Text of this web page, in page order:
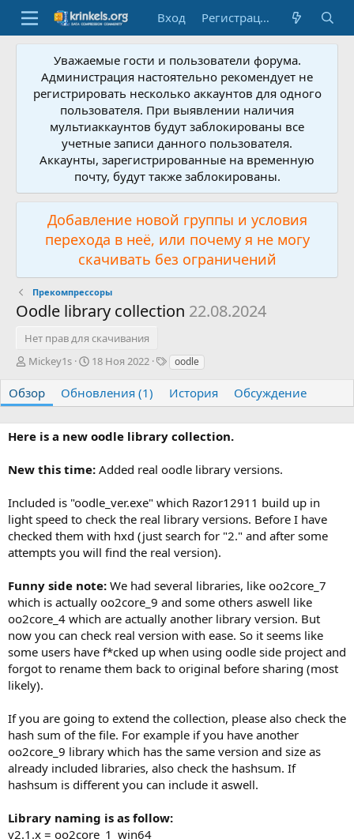
Вход Регистрация
Уважаемые гости и пользователи форума.
Администрация настоятельно рекомендует не
регистрировать несколько аккаунтов для одного
пользователя. При выявлении наличия
мультиаккаунтов будут заблокированы все
учетные записи данного пользователя.
Аккаунты, зарегистрированные на временную
почту, будут также заблокированы.
Добавление новой группы и условия
перехода в неё, или почему я не могу
скачивать без ограничений
Прекомпрессоры
Oodle library collection 22.08.2024
Нет прав для скачивания
А
т
о
Mickey1s
Д
т
а
о
а
и
я
18 Ноя 2022
Т
г
и
oodle
Обзор Обновления (1) История Обсуждение
Here is a new oodle library collection.
New this time: Added real oodle library versions.
Included is "oodle_ver.exe" which Razor12911 build up in
light speed to check the real library versions. Before I have
checked them with hxd (just search for "2." and after some
attempts you will find the real version).
Funny side note: We had several libraries, like oo2core_7
which is actually oo2core_9 and some others aswell like
oo2core_4 which are actually another library version. But
now you can check real version with ease. So it seems like
some users have f*cked up when using oodle side project and
forgot to rename them back to original before sharing (most
likely).
If you are going to extend the collection, please also check the
hash sum of the file. For example if you have another
oo2core_9 library which has the same version and size as
already included libraries, also check the hashsum. If
hashsum is different you can include it aswell.
Library naming is as follow:
v2.1.x = oo2core_1_win64